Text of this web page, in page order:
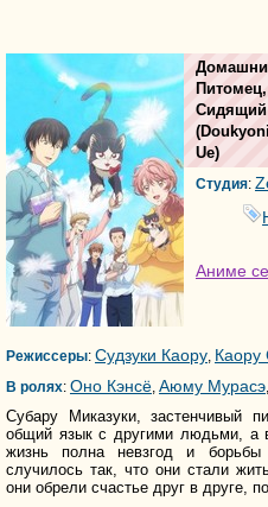
Сидящий
(
Ue)
Студия:
Аниме
Режиссеры: Судзуки Каору, Каору
В ролях: Оно Кэнсё, Аюму Мурасэ,
Субару Миказуки, застенчивый
общий язык с другими людьми, а
жизнь полна невзгод и
случилось так, что они стали
они обрели счастье друг в друге,